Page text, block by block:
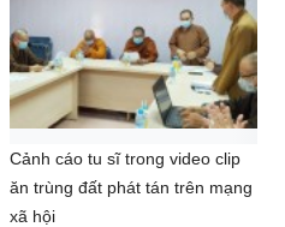
Cảnh cáo tu sĩ trong video clip
ăn trùng đất phát tán trên mạng
xã hội